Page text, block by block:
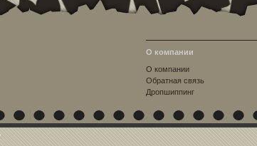
О компании
О компании
Обратная связь
Дропшиппинг